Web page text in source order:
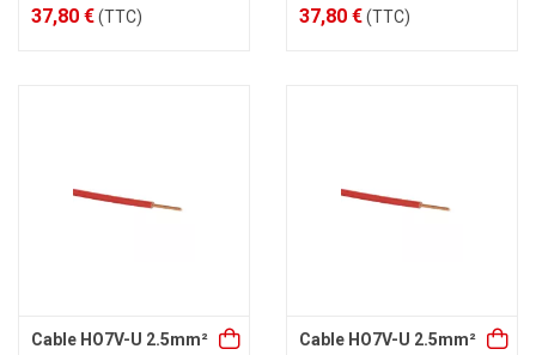
37,80 €(TTC) 37,80 €(TTC)
Cable HO7V-U 2.5mm²
Cable HO7V-U 2.5mm²